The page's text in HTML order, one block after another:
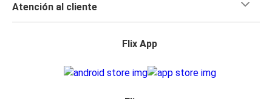
Atención al cliente
Flix App